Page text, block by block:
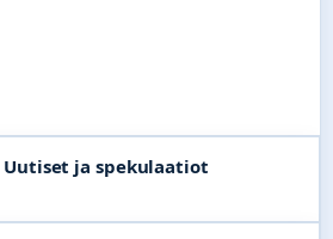
Uutiset ja spekulaatiot